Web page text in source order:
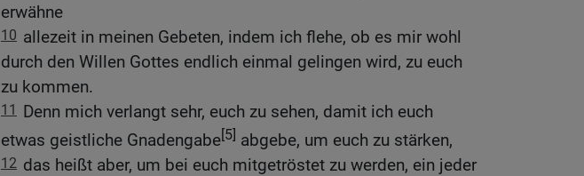
erwähne
10 allezeit in meinen Gebeten, indem ich flehe, ob es mir wohl
durch den Willen Gottes endlich einmal gelingen wird, zu euch
zu kommen.
11 Denn mich verlangt sehr, euch zu sehen, damit ich euch
etwas geistliche Gnadengabe[5] abgebe, um euch zu stärken,
12 das heißt aber, um bei euch mitgetröstet zu werden, ein jeder